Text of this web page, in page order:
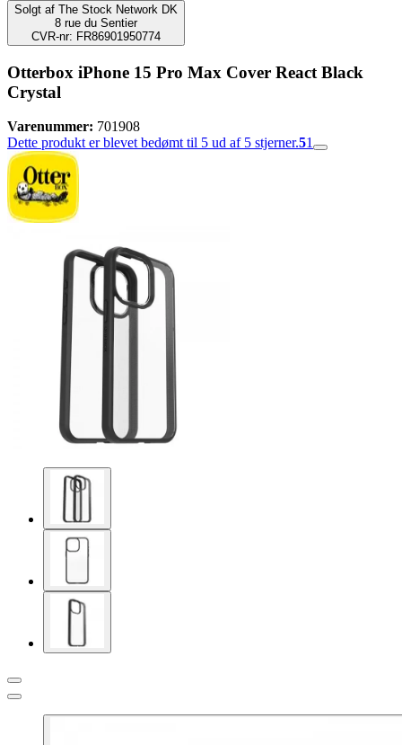
Solgt af The Stock Network DK
8 rue du Sentier
CVR-nr: FR86901950774
Otterbox iPhone 15 Pro Max Cover React Black
Crystal
Varenummer: 701908
Dette produkt er blevet bedømt til 5 ud af 5 stjerner.51